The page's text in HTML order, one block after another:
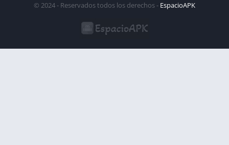
© 2024 - Reservados todos los derechos - EspacioAPK